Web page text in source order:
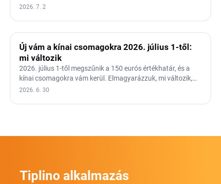
2026. 7. 2
Új vám a kínai csomagokra 2026. július 1-től:
mi változik
2026. július 1-től megszűnik a 150 eurós értékhatár, és a
kínai csomagokra vám kerül. Elmagyarázzuk, mi változik,…
2026. 6. 30
Tiplino alkalmazás